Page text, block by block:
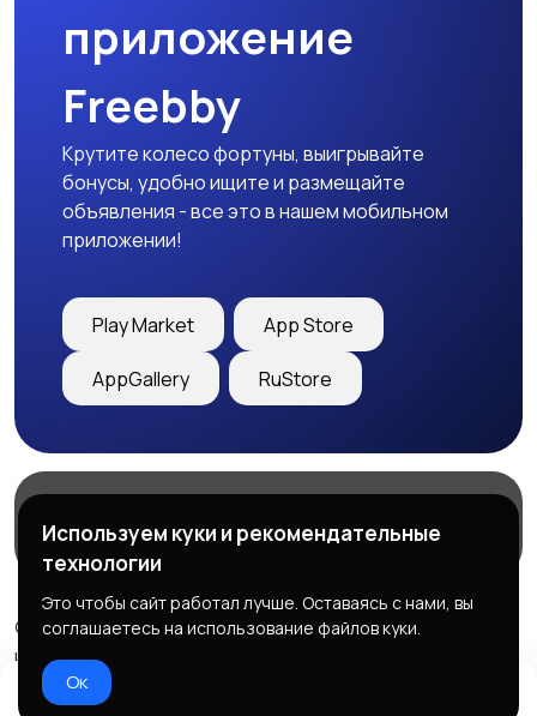
приложение
Freebby
Крутите колесо фортуны, выигрывайте
бонусы, удобно ищите и размещайте
объявления - все это в нашем мобильном
приложении!
Play Market App Store
AppGallery RuStore
Служба поддержки
© 2026 Freebby - Сервис бесплатных объявлений ДНР
и ЛНР
Правила сервиса
Используем куки и рекомендательные
технологии
Это чтобы сайт работал лучше. Оставаясь с нами, вы
соглашаетесь на использование файлов куки.
Ок